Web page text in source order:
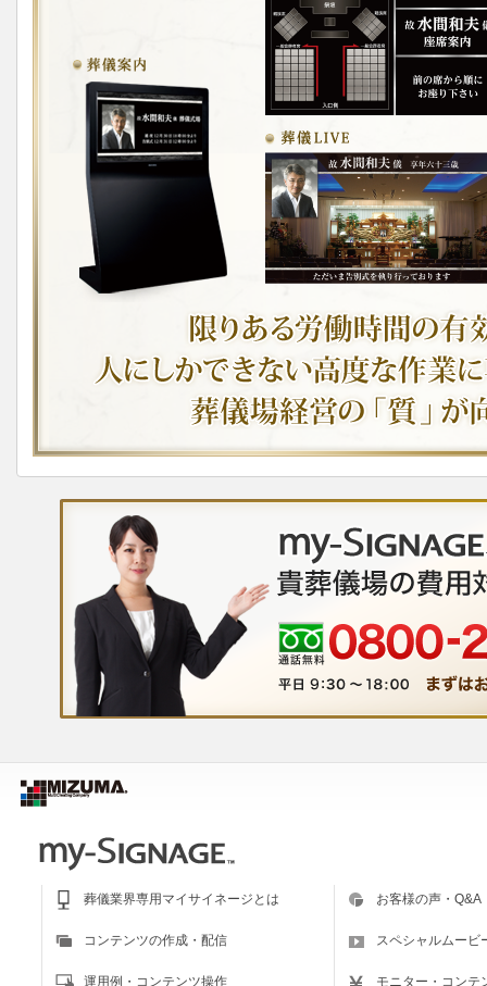
葬儀業界専用マイサイネージとは
コンテンツの作成・配信
運用例・コンテンツ操作
お客様の声・Q&A
スペシャルムービ
モニター・コンテ